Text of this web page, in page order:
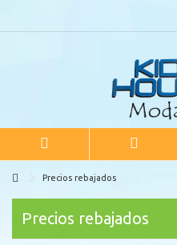
Precios rebajados
Precios rebajados